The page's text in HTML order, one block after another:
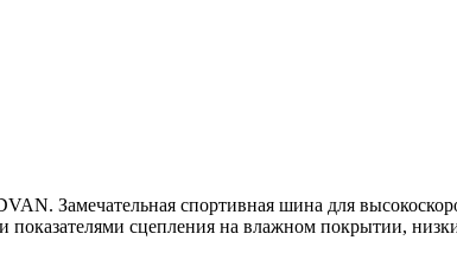
Замечательная спортивная шина для
показателями сцепления на влажном покрытии,